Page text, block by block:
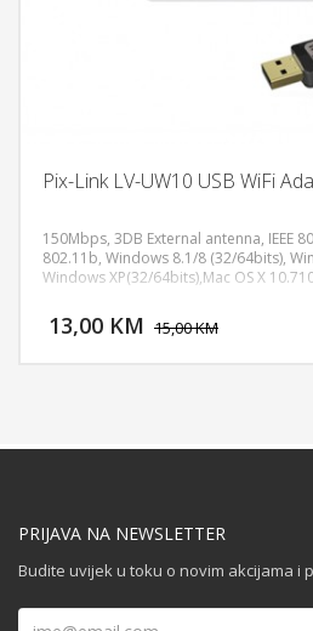
Pix-Link LV-UW10 USB WiFi
150Mbps, 3DB External antenna, IEEE
802.11b, Windows 8.1/8 (32/64bits),
Windows XP(32/64bits),Mac OS X
13,00 KM 15,00 KM
PRIJAVA NA NEWSLETTER
Budite uvijek u toku o novim akcijama i